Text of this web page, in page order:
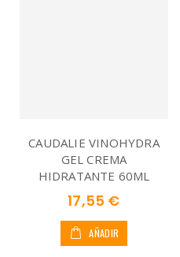
CAUDALIE VINOHYDRA
GEL CREMA
HIDRATANTE 60ML
17,55 €
AÑADIR